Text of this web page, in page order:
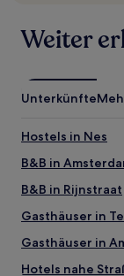
können
zusätzliche
gelten.
Weiter
Unterkünfte
Hostels in Nes
B&B in
B&B in Rijnstraat
Gasthäuser in
Gasthäuser in
Hotels nahe